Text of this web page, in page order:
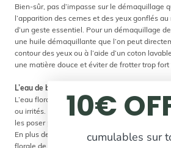
Bien-sûr, pas d’impasse sur le démaquillage
l’apparition des cernes et des yeux gonflés au
d’un geste essentiel. Pour un démaquillage
une huile démaquillante que l’on peut
contour des yeux ou à l’aide d’un coton
une matière douce et éviter de frotter trop fort
L’eau de bleuet, le chouchou de nos yeux
L’eau florale de bleuet est idéale pour
ou irrités. Vaporisez un peu d’eau florale sur
les poser pendant 10 minutes sur les
En plus de tonifier le regard, elle apporte un
florale de bleuet permet à la fois de rafraîchir,
10€
cumulables sur